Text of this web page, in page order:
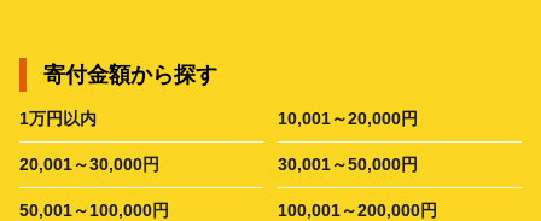
寄付金額から探す
1万円以内 10,001～20,000円
20,001～30,000円 30,001～50,000円
50,001～100,000円 100,001～200,000円